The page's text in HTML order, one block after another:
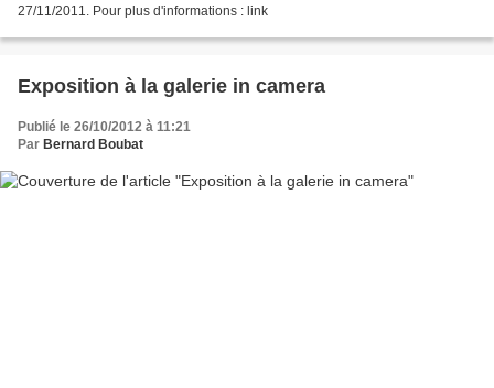
27/11/2011. Pour plus d'informations : link
Exposition à la galerie in camera
Publié le 26/10/2012 à 11:21
Par Bernard Boubat